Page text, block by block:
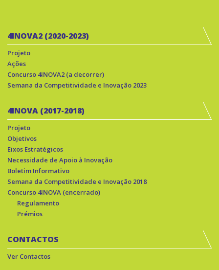
4INOVA2 (2020-2023)
Projeto
Ações
Concurso 4INOVA2 (a decorrer)
Semana da Competitividade e Inovação 2023
4INOVA (2017-2018)
Projeto
Objetivos
Eixos Estratégicos
Necessidade de Apoio à Inovação
Boletim Informativo
Semana da Competitividade e Inovação 2018
Concurso 4INOVA (encerrado)
Regulamento
Prémios
CONTACTOS
Ver Contactos